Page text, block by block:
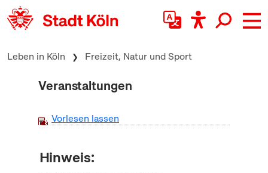
zum Inhalt springen
Leben in Köln Freizeit, Natur und Sport
Veranstaltungen
Vorlesen lassen
Hinweis: